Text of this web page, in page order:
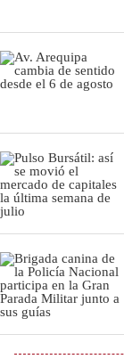
Podcast
Videos
Fotogalerías
gestion.pe
¿quiénes
Somos?
Términos
Y